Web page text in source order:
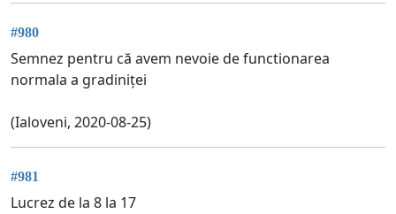
#980
Semnez pentru că avem nevoie de functionarea
normala a gradiniței
(Ialoveni, 2020-08-25)
#981
Lucrez de la 8 la 17